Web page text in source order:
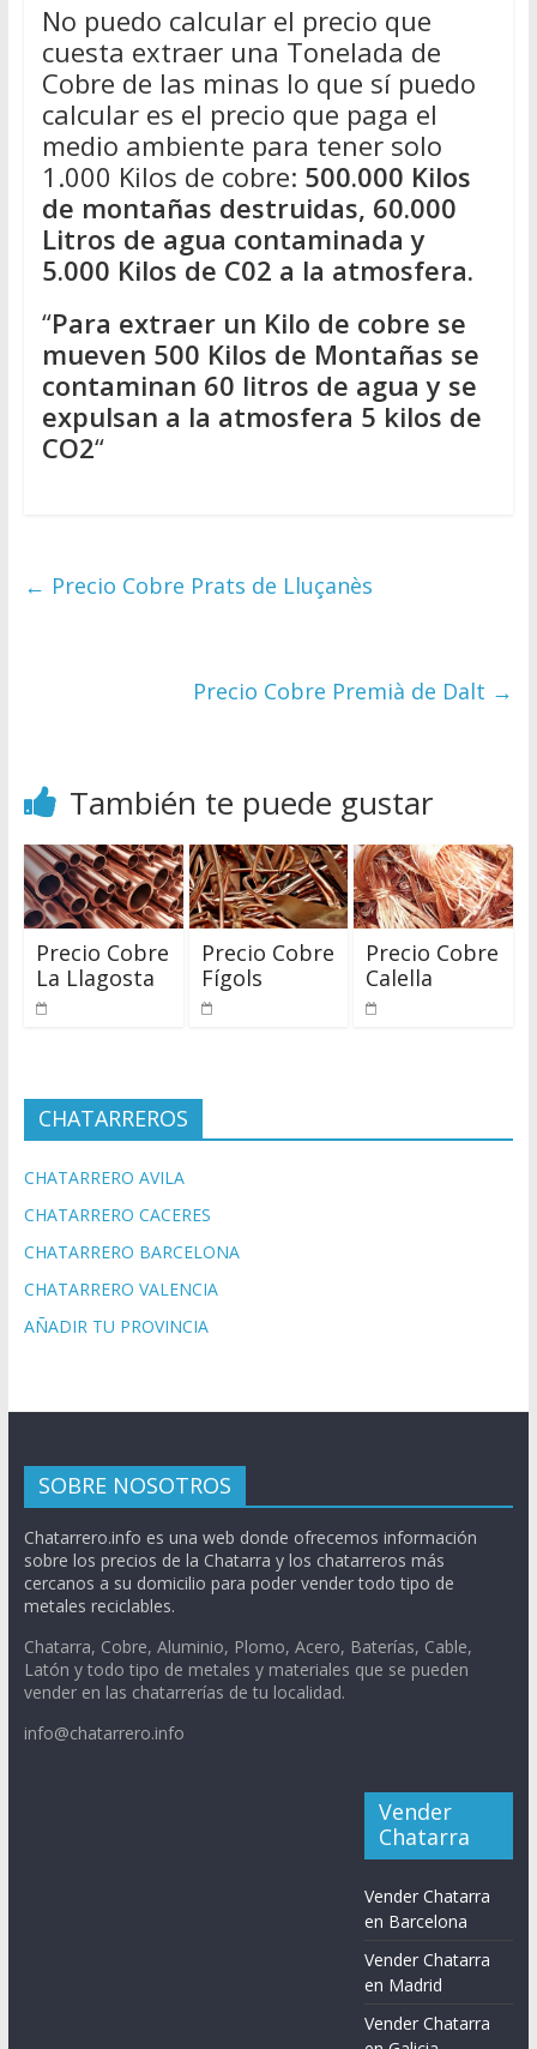
No puedo calcular el precio que
cuesta extraer una Tonelada de
Cobre de las minas lo que sí puedo
calcular es el precio que paga el
medio ambiente para tener solo
1.000 Kilos de cobre: 500.000 Kilos
de montañas destruidas, 60.000
Litros de agua contaminada y
5.000 Kilos de C02 a la atmosfera.
“Para extraer un Kilo de cobre se
mueven 500 Kilos de Montañas se
contaminan 60 litros de agua y se
expulsan a la atmosfera 5 kilos de
CO2“
← Precio Cobre Prats de Lluçanès
Precio Cobre Premià de Dalt →
También te puede gustar
Precio Cobre
La Llagosta
Precio Cobre
Fígols
Precio Cobre
Calella
CHATARREROS
CHATARRERO AVILA
CHATARRERO CACERES
CHATARRERO BARCELONA
CHATARRERO VALENCIA
AÑADIR TU PROVINCIA
SOBRE NOSOTROS
Chatarrero.info es una web donde ofrecemos información
sobre los precios de la Chatarra y los chatarreros más
cercanos a su domicilio para poder vender todo tipo de
metales reciclables.
Chatarra, Cobre, Aluminio, Plomo, Acero, Baterías, Cable,
Latón y todo tipo de metales y materiales que se pueden
vender en las chatarrerías de tu localidad.
info@chatarrero.info
Vender
Chatarra
Vender Chatarra
en Barcelona
Vender Chatarra
en Madrid
Vender Chatarra